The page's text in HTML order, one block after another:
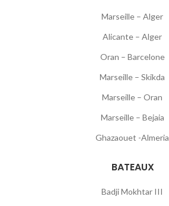
Marseille – Alger
Alicante – Alger
Oran – Barcelone
Marseille – Skikda
Marseille – Oran
Marseille – Bejaia
Ghazaouet -Almeria
BATEAUX
Badji Mokhtar III